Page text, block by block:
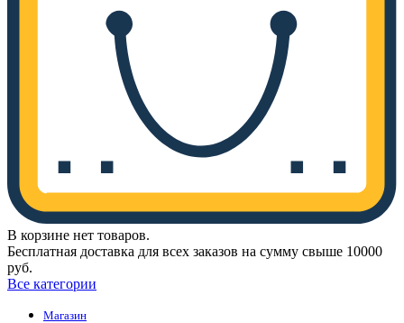
В корзине нет товаров.
Бесплатная доставка для всех заказов на сумму свыше 10000
руб.
Все категории
Магазин